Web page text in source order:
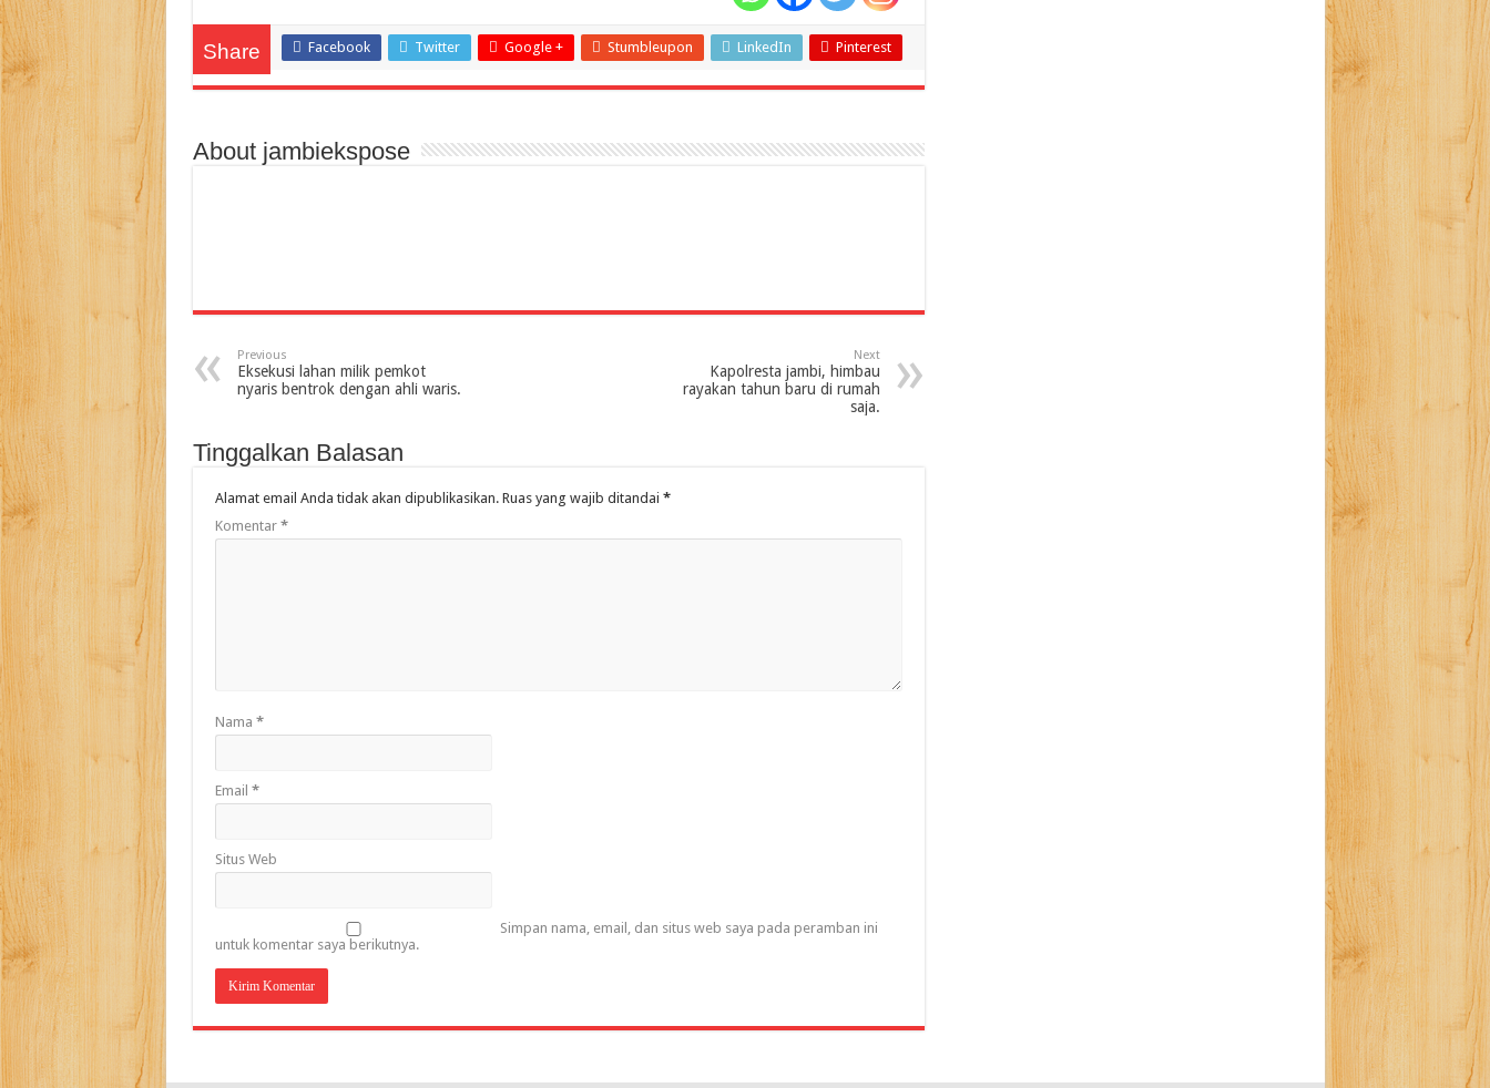
Share Facebook Twitter Google + Stumbleupon LinkedIn Pinterest
About jambiekspose
Previous
Eksekusi lahan milik pemkot
nyaris bentrok dengan ahli waris.
Next
Kapolresta jambi, himbau
rayakan tahun baru di rumah
saja.
Tinggalkan Balasan
Alamat email Anda tidak akan dipublikasikan. Ruas yang wajib ditandai *
Komentar *
Nama *
Email *
Situs Web
Simpan nama, email, dan situs web saya pada peramban ini
untuk komentar saya berikutnya.